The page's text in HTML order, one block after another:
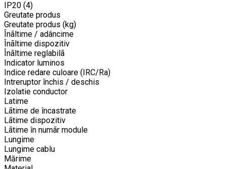
IP20 (4)
Greutate produs
Greutate produs (kg)
Înãltime / adâncime
Înãltime dispozitiv
Înãltime reglabilã
Indicator luminos
Indice redare culoare (IRC/Ra)
Intreruptor închis / deschis
Izolatie conductor
Latime
Lãtime de încastrate
Lãtime dispozitiv
Lãtime în numãr module
Lungime
Lungime cablu
Mărime